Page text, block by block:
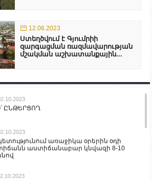
12.06.2023
Ստեղծվում է Գյումրիի
զարգացման ռազմավարության
մշակման աշխատանքային...
ԸՆԹԵՐՑՈՂ
առաջիկա օրերին օդի
աստիճանաբար կնվազի 8-10